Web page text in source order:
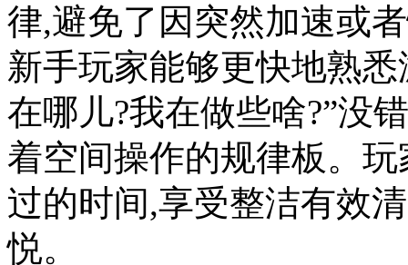
律,避免了因突然加速或
新手玩家能够更快地熟
在哪儿?我在做些啥?”没
着空间操作的规律板。
过的时间,享受整洁有效
悦。